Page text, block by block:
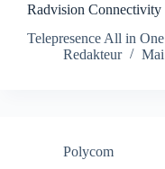
Radvision Connectivity
Telepresence All in
Redakteur
Mai
Polycom